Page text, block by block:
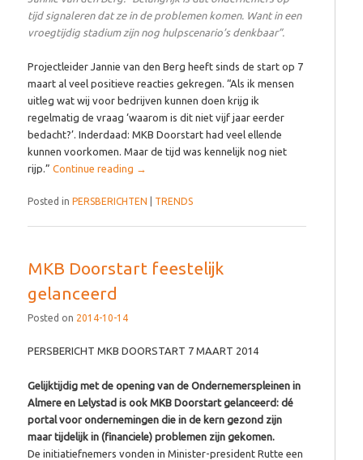
tijd signaleren dat ze in de problemen komen. Want in een
vroegtijdig stadium zijn nog hulpscenario’s denkbaar”.
Projectleider Jannie van den Berg heeft sinds de start op 7
maart al veel positieve reacties gekregen. “Als ik mensen
uitleg wat wij voor bedrijven kunnen doen krijg ik
regelmatig de vraag ‘waarom is dit niet vijf jaar eerder
bedacht?’. Inderdaad: MKB Doorstart had veel ellende
kunnen voorkomen. Maar de tijd was kennelijk nog niet
rijp.”Continue reading →
Posted in PERSBERICHTEN TRENDS
MKB Doorstart feestelijk
gelanceerd
Posted on 2014-10-14
PERSBERICHT MKB DOORSTART 7 MAART 2014
Gelijktijdig met de opening van de Ondernemerspleinen in
Almere en Lelystad is ook MKB Doorstart gelanceerd: dé
portal voor ondernemingen die in de kern gezond zijn
maar tijdelijk in (financiele) problemen zijn gekomen.
De initiatiefnemers vonden in Minister-president Rutte een